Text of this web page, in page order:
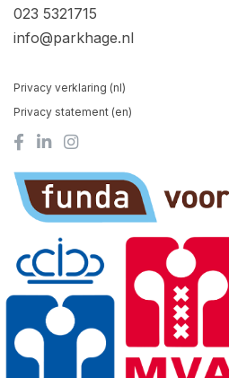
023 5321715
info@parkhage.nl
Privacy verklaring (nl)
Privacy statement (en)